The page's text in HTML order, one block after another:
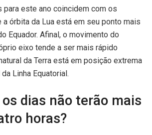
este ano coincidem com os
órbita da Lua está em seu ponto mais
Equador. Afinal, o movimento do
eixo tende a ser mais rápido
da Terra está em posição extrema
Linha Equatorial.
dias não terão mais
horas?